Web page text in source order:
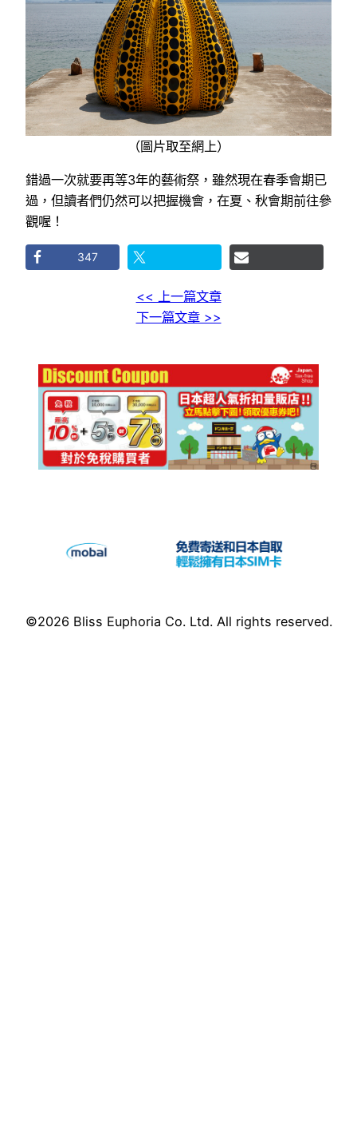
（圖片取至網上）
錯過一次就要再等3年的藝術祭，雖然現在春季會期已
過，但讀者們仍然可以把握機會，在夏、秋會期前往參
觀喔！
347
<< 上一篇文章
下一篇文章 >>
©2026 Bliss Euphoria Co. Ltd. All rights reserved.